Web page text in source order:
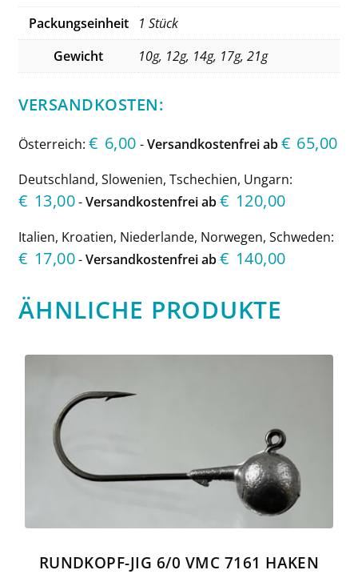
Packungseinheit
1 Stück
Gewicht
10g, 12g, 14g, 17g, 21g
VERSANDKOSTEN:
Österreich: € 6,00 -Versandkostenfrei ab € 65,00
Deutschland, Slowenien, Tschechien, Ungarn:
€ 13,00-Versandkostenfrei ab€ 120,00
Italien, Kroatien, Niederlande, Norwegen, Schweden:
€ 17,00-Versandkostenfrei ab€ 140,00
ÄHNLICHE PRODUKTE
RUNDKOPF-JIG 6/0 VMC 7161 HAKEN
Dieses
mehrere
Varianten
Optionen
gewählt
werden